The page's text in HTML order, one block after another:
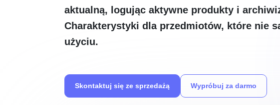
aktualną, logując aktywne produkty i
Charakterystyki dla przedmiotów, które nie
użyciu.
Skontaktuj się ze sprzedażą Wypróbuj za darmo